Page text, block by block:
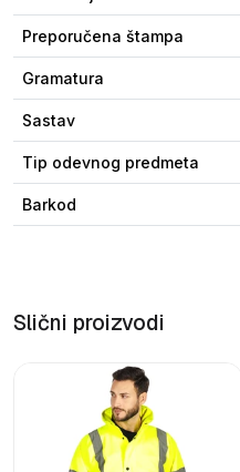
Preporučena štampa
Gramatura
Sastav
Tip odevnog predmeta
Barkod
Slični proizvodi